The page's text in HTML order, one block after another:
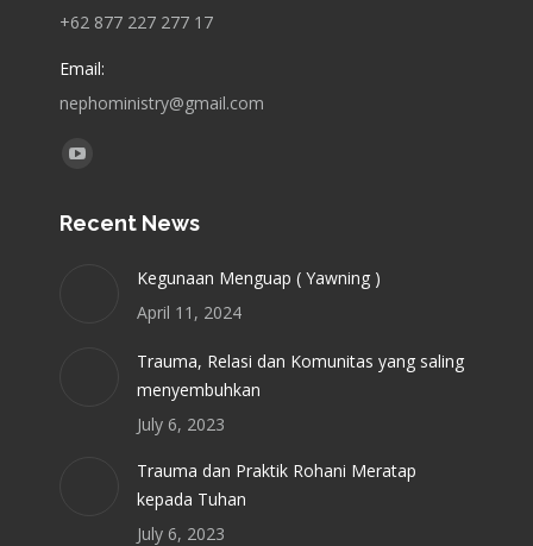
+62 877 227 277 17
Email:
nephoministry@gmail.com
Find us on:
YouTube
opens
Recent News
Kegunaan Menguap ( Yawning )
April 11, 2024
Trauma, Relasi dan Komunitas yang saling
menyembuhkan
July 6, 2023
Trauma dan Praktik Rohani Meratap
kepada Tuhan
July 6, 2023